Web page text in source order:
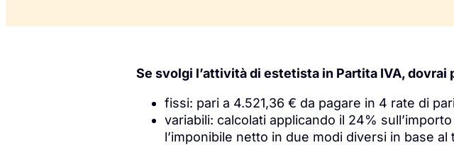
Se svolgi l’attività di estetista in Partita IVA,
fissi: pari a 4.521,36 € da pagare in 4 rate di
variabili: calcolati applicando il 24%
l’imponibile netto in due modi diversi in base